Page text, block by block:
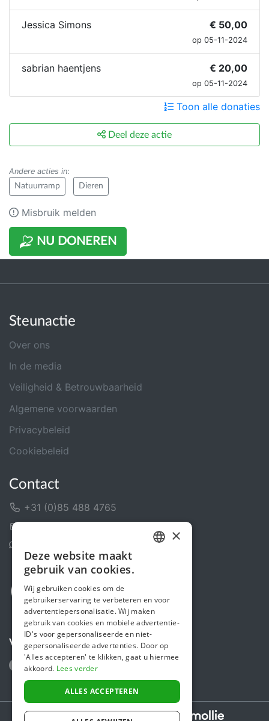
NU DONEREN
Jessica Simons € 50,00
op 05-11-2024
sabrian haentjens € 20,00
op 05-11-2024
Toon alle donaties
Deel deze actie
Andere acties in:
Natuurramp Dieren
Misbruik melden
Steunactie
Over ons
In de media
Veiligheid & Betrouwbaarheid
Algemene voorwaarden
Privacybeleid
Cookiebeleid
Contact
+31 (0)85 488 4765
Volg ons
Secure payments powered by
ENGLISH
×
Deze website maakt
gebruik van cookies.
Wij gebruiken cookies om de
gebruikerservaring te verbeteren en voor
advertentiepersonalisatie. Wij maken
gebruik van cookies en mobiele advertentie-
ID's voor gepersonaliseerde en niet-
gepersonaliseerde advertenties. Door op
'Alles accepteren' te klikken, gaat u hiermee
akkoord. Lees verder
ALLES ACCEPTEREN